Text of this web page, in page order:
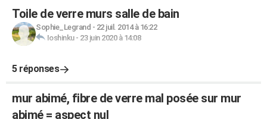
Toile de verre murs salle de bain
Sophie_Legrand - 22 juil. 2014 à 16:22
Ioshinku- 23 juin 2020 à 14:08
5 réponses
mur abimé, fibre de verre mal posée sur mur
abimé = aspect nul